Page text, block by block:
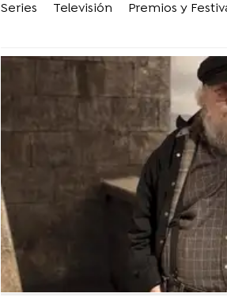
Series Televisión Premios y